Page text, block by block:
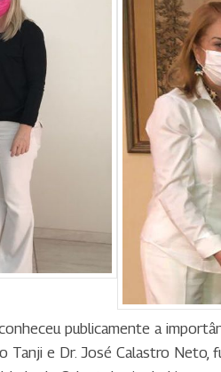
publicamente a
e Dr. José Calastro Neto,